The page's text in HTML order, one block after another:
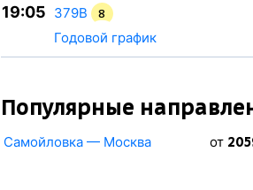
19:05 379В 8
Годовой график
Популярные
Самойловка — Москва от